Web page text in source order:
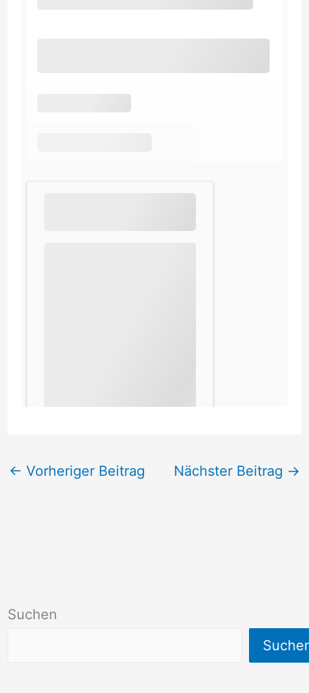
Suchen
← Vorheriger Beitrag Nächster Beitrag →